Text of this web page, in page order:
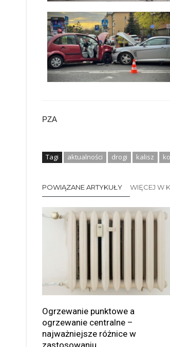
PZA
Tagi aktualności drogi kalisz
POWIĄZANE ARTYKUŁY WIĘCEJ W
Ogrzewanie punktowe a
ogrzewanie centralne –
najważniejsze różnice w
zastosowaniu